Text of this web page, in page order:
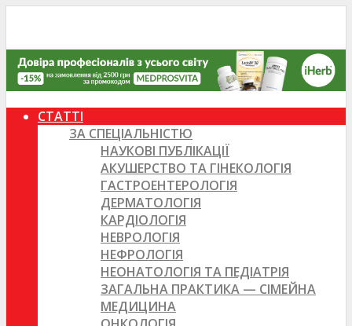
СТАТТІ
ЗА СПЕЦІАЛЬНІСТЮ
НАУКОВІ ПУБЛІКАЦІЇ
АКУШЕРСТВО ТА ГІНЕКОЛОГІЯ
ГАСТРОЕНТЕРОЛОГІЯ
ДЕРМАТОЛОГІЯ
КАРДІОЛОГІЯ
НЕВРОЛОГІЯ
НЕФРОЛОГІЯ
НЕОНАТОЛОГІЯ ТА ПЕДІАТРІЯ
ЗАГАЛЬНА ПРАКТИКА — СІМЕЙНА
МЕДИЦИНА